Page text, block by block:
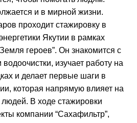
и в мирной жизни.
проходит стажировку в
Якутии в рамках
героев”. Он знакомится с
изучает работу на
и делает первые шаги в
которая напрямую влияет на
людей. В ходе стажировки
компании “Сахафильтр”,